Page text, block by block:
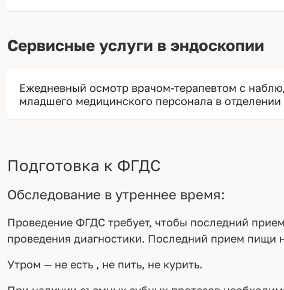
Сервисные услуги в эндоскопии
Ежедневный осмотр врачом-терапевтом с
младшего медицинского персонала в отделении
Подготовка к ФГДС
Обследование в утреннее время:
Проведение ФГДС требует, чтобы последний
проведения диагностики. Последний прием пищи
Утром — не есть , не пить, не курить.